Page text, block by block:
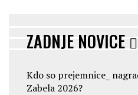
ZADNJE NOVICE
Kdo so prejemnice_
Zabela 2026?